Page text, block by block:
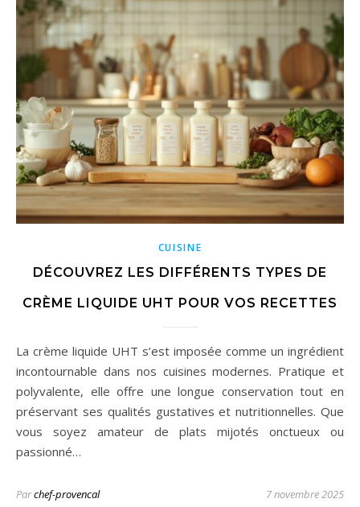
CUISINE
DÉCOUVREZ LES DIFFÉRENTS TYPES DE
CRÈME LIQUIDE UHT POUR VOS RECETTES
La crème liquide UHT s’est imposée comme un ingrédient
incontournable dans nos cuisines modernes. Pratique et
polyvalente, elle offre une longue conservation tout en
préservant ses qualités gustatives et nutritionnelles. Que
vous soyez amateur de plats mijotés onctueux ou
passionné…
Parchef-provencal 7 novembre 2025